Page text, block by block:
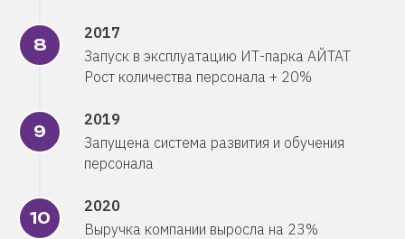
2017
Запуск в эксплуатацию ИТ-парка АЙТАТ
Рост количества персонала + 20%
2019
Запущена система развития и обучения
персонала
2020
Выручка компании выросла на 23%